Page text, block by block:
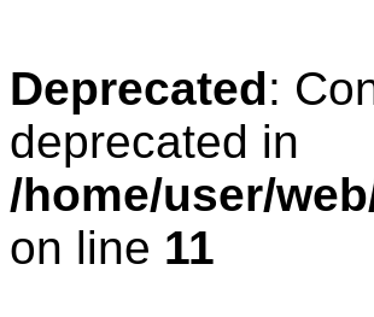
Deprecated:
deprecated in
/home/user/
on line 11